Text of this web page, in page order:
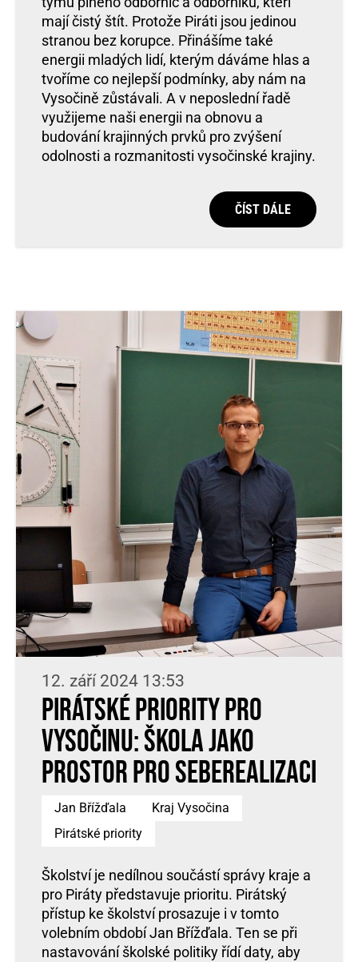
mají čistý štít. Protože Piráti jsou jedinou
stranou bez korupce. Přinášíme také
energii mladých lidí, kterým dáváme hlas a
tvoříme co nejlepší podmínky, aby nám na
Vysočině zůstávali. A v neposlední řadě
využijeme naši energii na obnovu a
budování krajinných prvků pro zvýšení
odolnosti a rozmanitosti vysočinské krajiny.
ČÍST DÁLE
12. září 2024 13:53
Pirátské priority pro
Vysočinu: Škola jako
prostor pro seberealizaci
Jan Břížďala
Kraj Vysočina
Pirátské priority
Školství je nedílnou součástí správy kraje a
pro Piráty představuje prioritu. Pirátský
přístup ke školství prosazuje i v tomto
volebním období Jan Břížďala. Ten se při
nastavování školské politiky řídí daty, aby